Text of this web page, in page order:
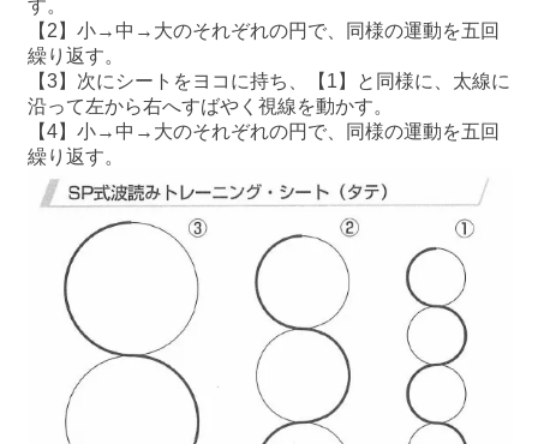
す。
【2】小→中→大のそれぞれの円で、同様の運動を五回
繰り返す。
【3】次にシートをヨコに持ち、【1】と同様に、太線に
沿って左から右へすばやく視線を動かす。
【4】小→中→大のそれぞれの円で、同様の運動を五回
繰り返す。